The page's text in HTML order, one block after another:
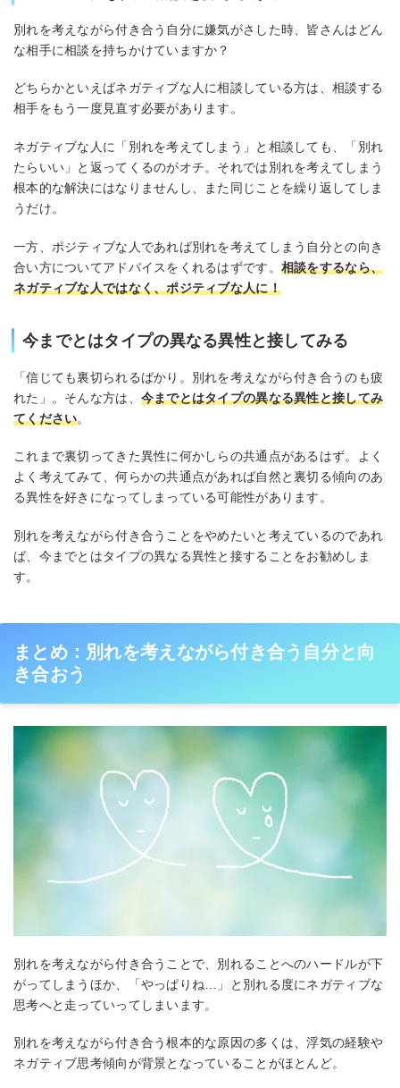
別れを考えながら付き合う自分に嫌気がさした時、皆さんはどん
な相手に相談を持ちかけていますか？
どちらかといえばネガティブな人に相談している方は、相談する
相手をもう一度見直す必要があります。
ネガティブな人に「別れを考えてしまう」と相談しても、「別れ
たらいい」と返ってくるのがオチ。それでは別れを考えてしまう
根本的な解決にはなりませんし、また同じことを繰り返してしま
うだけ。
一方、ポジティブな人であれば別れを考えてしまう自分との向き
合い方についてアドバイスをくれるはずです。 相談をするなら、
ネガティブな人ではなく、ポジティブな人に！
今までとはタイプの異なる異性と接してみる
「信じても裏切られるばかり。別れを考えながら付き合うのも疲
れた」。そんな方は、 今までとはタイプの異なる異性と接してみ
てください。
これまで裏切ってきた異性に何かしらの共通点があるはず。よく
よく考えてみて、何らかの共通点があれば自然と裏切る傾向のあ
る異性を好きになってしまっている可能性があります。
別れを考えながら付き合うことをやめたいと考えているのであれ
ば、今までとはタイプの異なる異性と接することをお勧めしま
す。
まとめ：別れを考えながら付き合う自分と向
き合おう
別れを考えながら付き合うことで、別れることへのハードルが下
がってしまうほか、「やっぱりね…」と別れる度にネガティブな
思考へと走っていってしまいます。
別れを考えながら付き合う根本的な原因の多くは、浮気の経験や
ネガティブ思考傾向が背景となっていることがほとんど。